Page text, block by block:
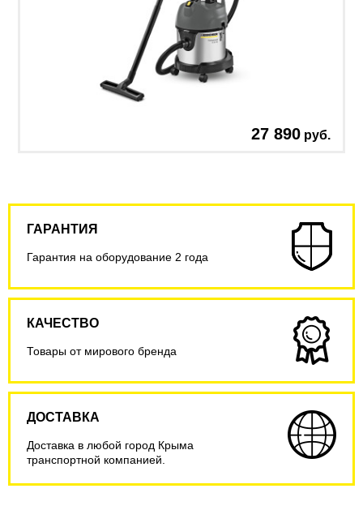
27 890 руб.
ГАРАНТИЯ
Гарантия на оборудование 2 года
КАЧЕСТВО
Товары от мирового бренда
ДОСТАВКА
Доставка в любой город Крыма
транспортной компанией.